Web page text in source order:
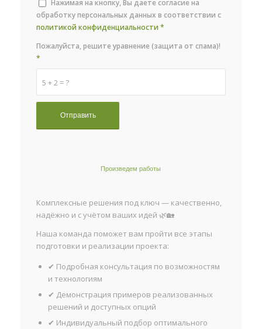
Нажимая на кнопку, Вы даете согласие на
обработку персональных данных в соответствии с
политикой конфиденциальности *
5 + 2 = ?
Пожалуйста, решите уравнение (защита от спама)!
*
Произведем работы
Комплексные решения под ключ — качественно,
надёжно и с учётом ваших идей 🌿🏡
Наша команда поможет вам пройти все этапы
подготовки и реализации проекта:
✔ Подробная консультация по возможностям
и технологиям
✔ Демонстрация примеров реализованных
решений и доступных опций
✔ Индивидуальный подбор оптимального